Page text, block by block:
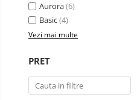
Caiete mecanice
Clasoare, mape si suporti pentru
Clipboarduri pentru documente
Cutii si containere de arhivare
Aurora(6)
Basic(4)
Vezi mai multe
PRET